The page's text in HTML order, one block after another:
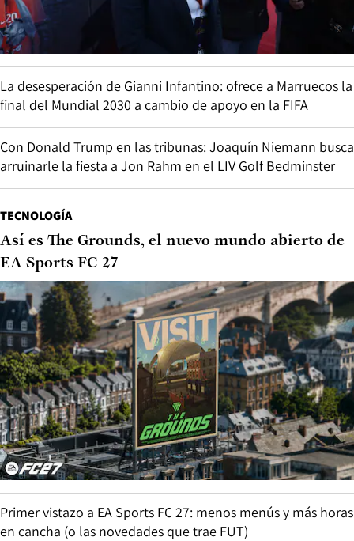
La desesperación de Gianni Infantino: ofrece a Marruecos la
final del Mundial 2030 a cambio de apoyo en la FIFA
Con Donald Trump en las tribunas: Joaquín Niemann busca
arruinarle la fiesta a Jon Rahm en el LIV Golf Bedminster
TECNOLOGÍA
Así es The Grounds, el nuevo mundo abierto de
EA Sports FC 27
Primer vistazo a EA Sports FC 27: menos menús y más horas
en cancha (o las novedades que trae FUT)